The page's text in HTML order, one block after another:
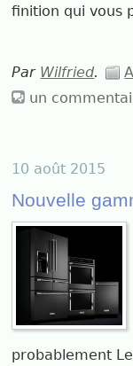
finition qui vous
Par Wilfried.
un
10 août 2015
Nouvelle
probablement